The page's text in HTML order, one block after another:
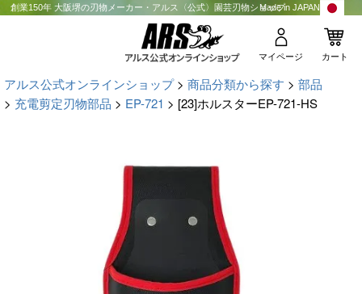
創業150年 大阪堺の刃物メーカー・アルス〈公式〉園芸刃物ショップMade in JAPAN
マイページ カート
アルス公式オンラインショップ 商品分類から探す
部品
充電剪定刃物部品
EP-721 [23]ホルスターEP-721-HS